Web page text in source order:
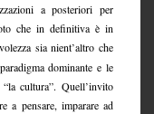
a posteriori per
che in definitiva è in
sia nient’altro che
dominante e le
cultura”. Quell’invito
a pensare, imparare ad